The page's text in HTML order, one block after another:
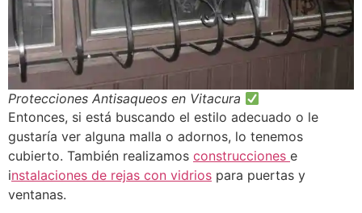
Protecciones Antisaqueos en Vitacura
Entonces, si está buscando el estilo adecuado o le
gustaría ver alguna malla o adornos, lo tenemos
cubierto. También realizamos construcciones e
instalaciones de rejas con vidrios para puertas y
ventanas.